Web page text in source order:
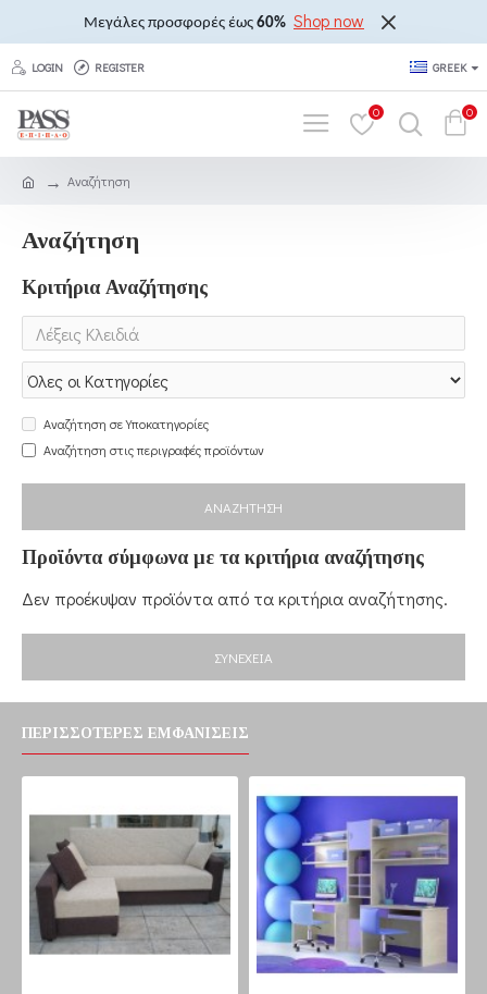
Μεγάλες προσφορές έως 60% Shop now
LOGIN REGISTER GREEK
0 0
Αναζήτηση
Αναζήτηση
Κριτήρια Αναζήτησης
Αναζήτηση σε Υποκατηγορίες
Αναζήτηση στις περιγραφές προϊόντων
ΑΝΑΖΉΤΗΣΗ
Προϊόντα σύμφωνα με τα κριτήρια αναζήτησης
Δεν προέκυψαν προϊόντα από τα κριτήρια αναζήτησης.
ΣΥΝΈΧΕΙΑ
ΠΕΡΙΣΣΌΤΕΡΕΣ ΕΜΦΑΝΊΣΕΙΣ